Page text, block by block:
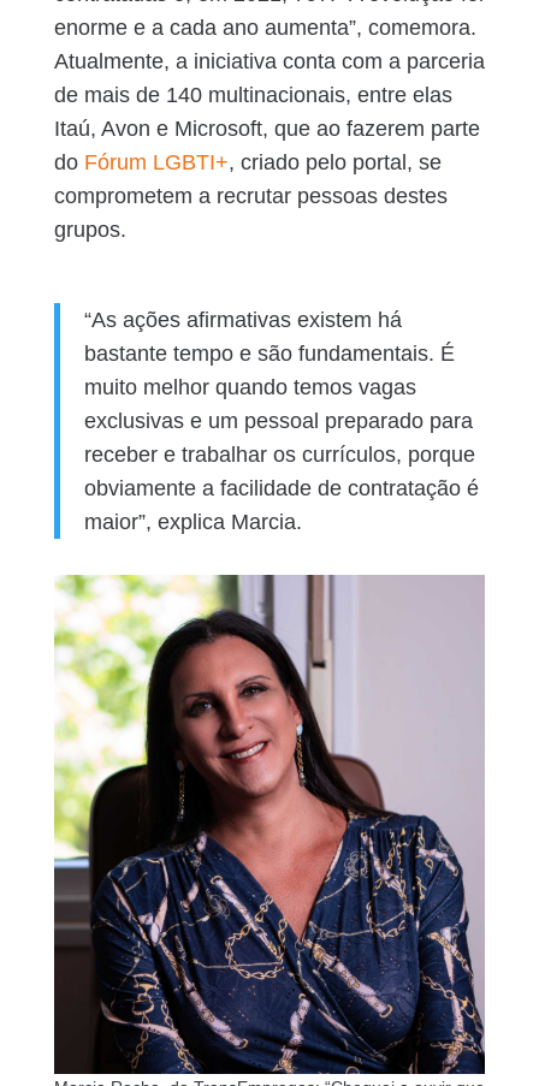
enorme e a cada ano aumenta”, comemora.
Atualmente, a iniciativa conta com a parceria
de mais de 140 multinacionais, entre elas
Itaú, Avon e Microsoft, que ao fazerem parte
do Fórum LGBTI+, criado pelo portal, se
comprometem a recrutar pessoas destes
grupos.
“As ações afirmativas existem há
bastante tempo e são fundamentais. É
muito melhor quando temos vagas
exclusivas e um pessoal preparado para
receber e trabalhar os currículos, porque
obviamente a facilidade de contratação é
maior”, explica Marcia.